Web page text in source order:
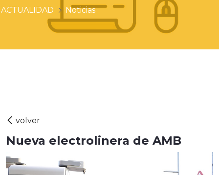
ACTUALIDAD Noticias
Nueva electrolinera de AMB